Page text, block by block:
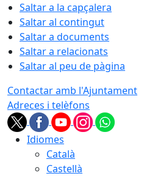
Saltar a la capçalera
Saltar al contingut
Saltar a documents
Saltar a relacionats
Saltar al peu de pàgina
Contactar amb l'Ajuntament
Adreces i telèfons
Idiomes
Català
Castellà